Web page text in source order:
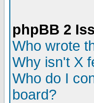
phpBB 2
Who wrote
Why isn't X
Who do I
board?